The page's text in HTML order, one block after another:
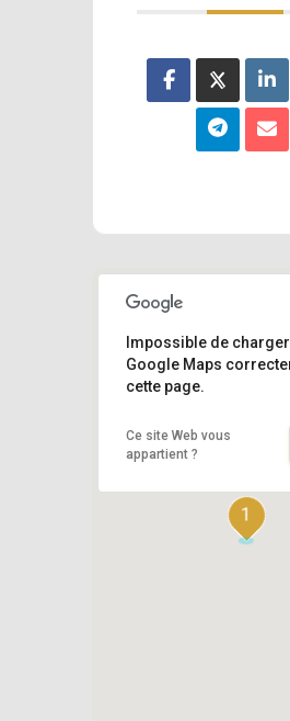
1
Impossible de charger
Google Maps
cette page.
Ce site Web vous
appartient ?